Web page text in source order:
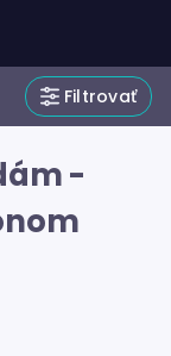
Filtrovať
-